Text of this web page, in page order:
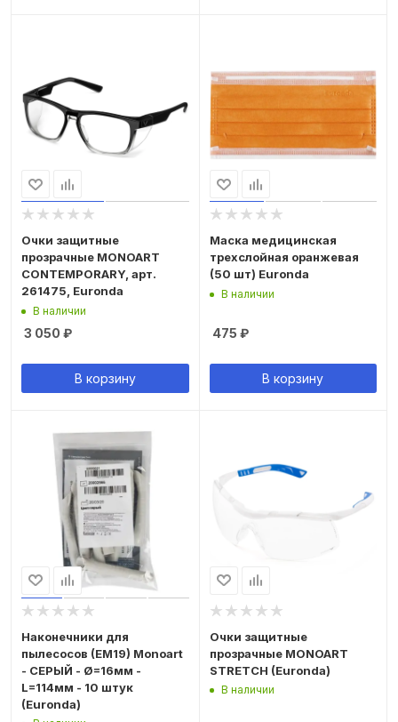
Очки защитные
прозрачные MONOART
CONTEMPORARY, арт.
261475, Euronda
В наличии
3 050 ₽
В корзину
Маска медицинская
трехслойная оранжевая
(50 шт) Euronda
В наличии
475 ₽
В корзину
Наконечники для
пылесосов (EM19) Monoart
- СЕРЫЙ - Ø=16мм -
L=114мм - 10 штук
(Euronda)
Очки защитные
прозрачные MONOART
STRETCH (Euronda)
В наличии